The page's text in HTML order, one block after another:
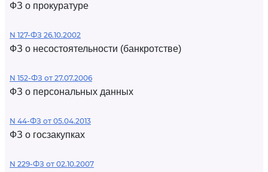
ФЗ о прокуратуре
N 127-ФЗ 26.10.2002
ФЗ о несостоятельности (банкротстве)
N 152-ФЗ от 27.07.2006
ФЗ о персональных данных
N 44-ФЗ от 05.04.2013
ФЗ о госзакупках
N 229-ФЗ от 02.10.2007